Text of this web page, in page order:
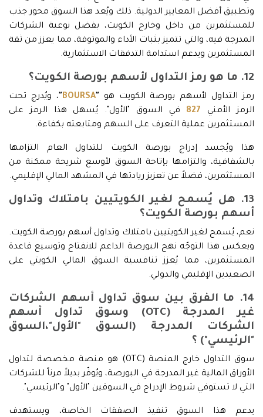
وتطبيق أفضل المعايير الدولية. ذلك ويُعد هذا السوق محور جذب
للمستثمرين من داخل وخارج الكويت، بفضل نوعية الشركات
المدرجة فيه، والتي تتميز بثبات الأداء والموثوقة، مما يعزز من ثقة
المستثمرين ويدعم استدامة التدفقات الاستثمارية.
12. ما هو رمز التداول لأسهم بورصة الكويت؟
رمز التداول لأسهم بورصة الكويت هو "
BOURSA
"، ويُدرج تحت
الرمز الأمني
827
في السوق "الأول". يُسهل هذا الرمز على
المستثمرين عملية التعرف على السهم ومتابعته بكفاءة.
هذا ويُجسد إدراج بورصة الكويت للتداول العام التزامها
بالشفافية، والتزامها بإتاحة السوق لأوسع شريحة ممكنة من
المستثمرين، فضلاً عن تعزيز ريادتها في المشهد المالي الإقليمي.
13. هل يُسمح لغير الكويتيين بامتلاك وتداول
أسهم بورصة الكويت؟
نعم، يُسمح لغير الكويتيين بامتلاك وتداول أسهم بورصة الكويت.
ويعكس هذا التوجّه نهج البورصة الداعم للانفتاح وتوسيع قاعدة
المستثمرين، مما يُعزز تنافسية السوق المالي الكويتي على
الصعيدين الإقليمي والدولي.
14. ما الفرق بين سوق تداول أسهم الشركات
غير المدرجة (OTC) وسوق تداول أسهم
الشركات المدرجة (السوق "الأول"،السوق
"الرئيسي") ؟
سوق التداول خارج المنصة (OTC) هو منصة مخصصة لتداول
الأوراق المالية غير المدرجة في البورصة، ويُوفّر بديلاً مرناً للشركات
التي لا تستوفي شروط الإدراج في السوقين "الأول" و"الرئيسي".
يدعم هذا السوق تنفيذ الصفقات الخاصة، ويستهدف